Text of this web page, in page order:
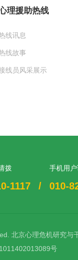
理援助热线
线讯息
线故事
线员风采展示
拨
1117 /
手机用
010-
北京心理危机研究与
号